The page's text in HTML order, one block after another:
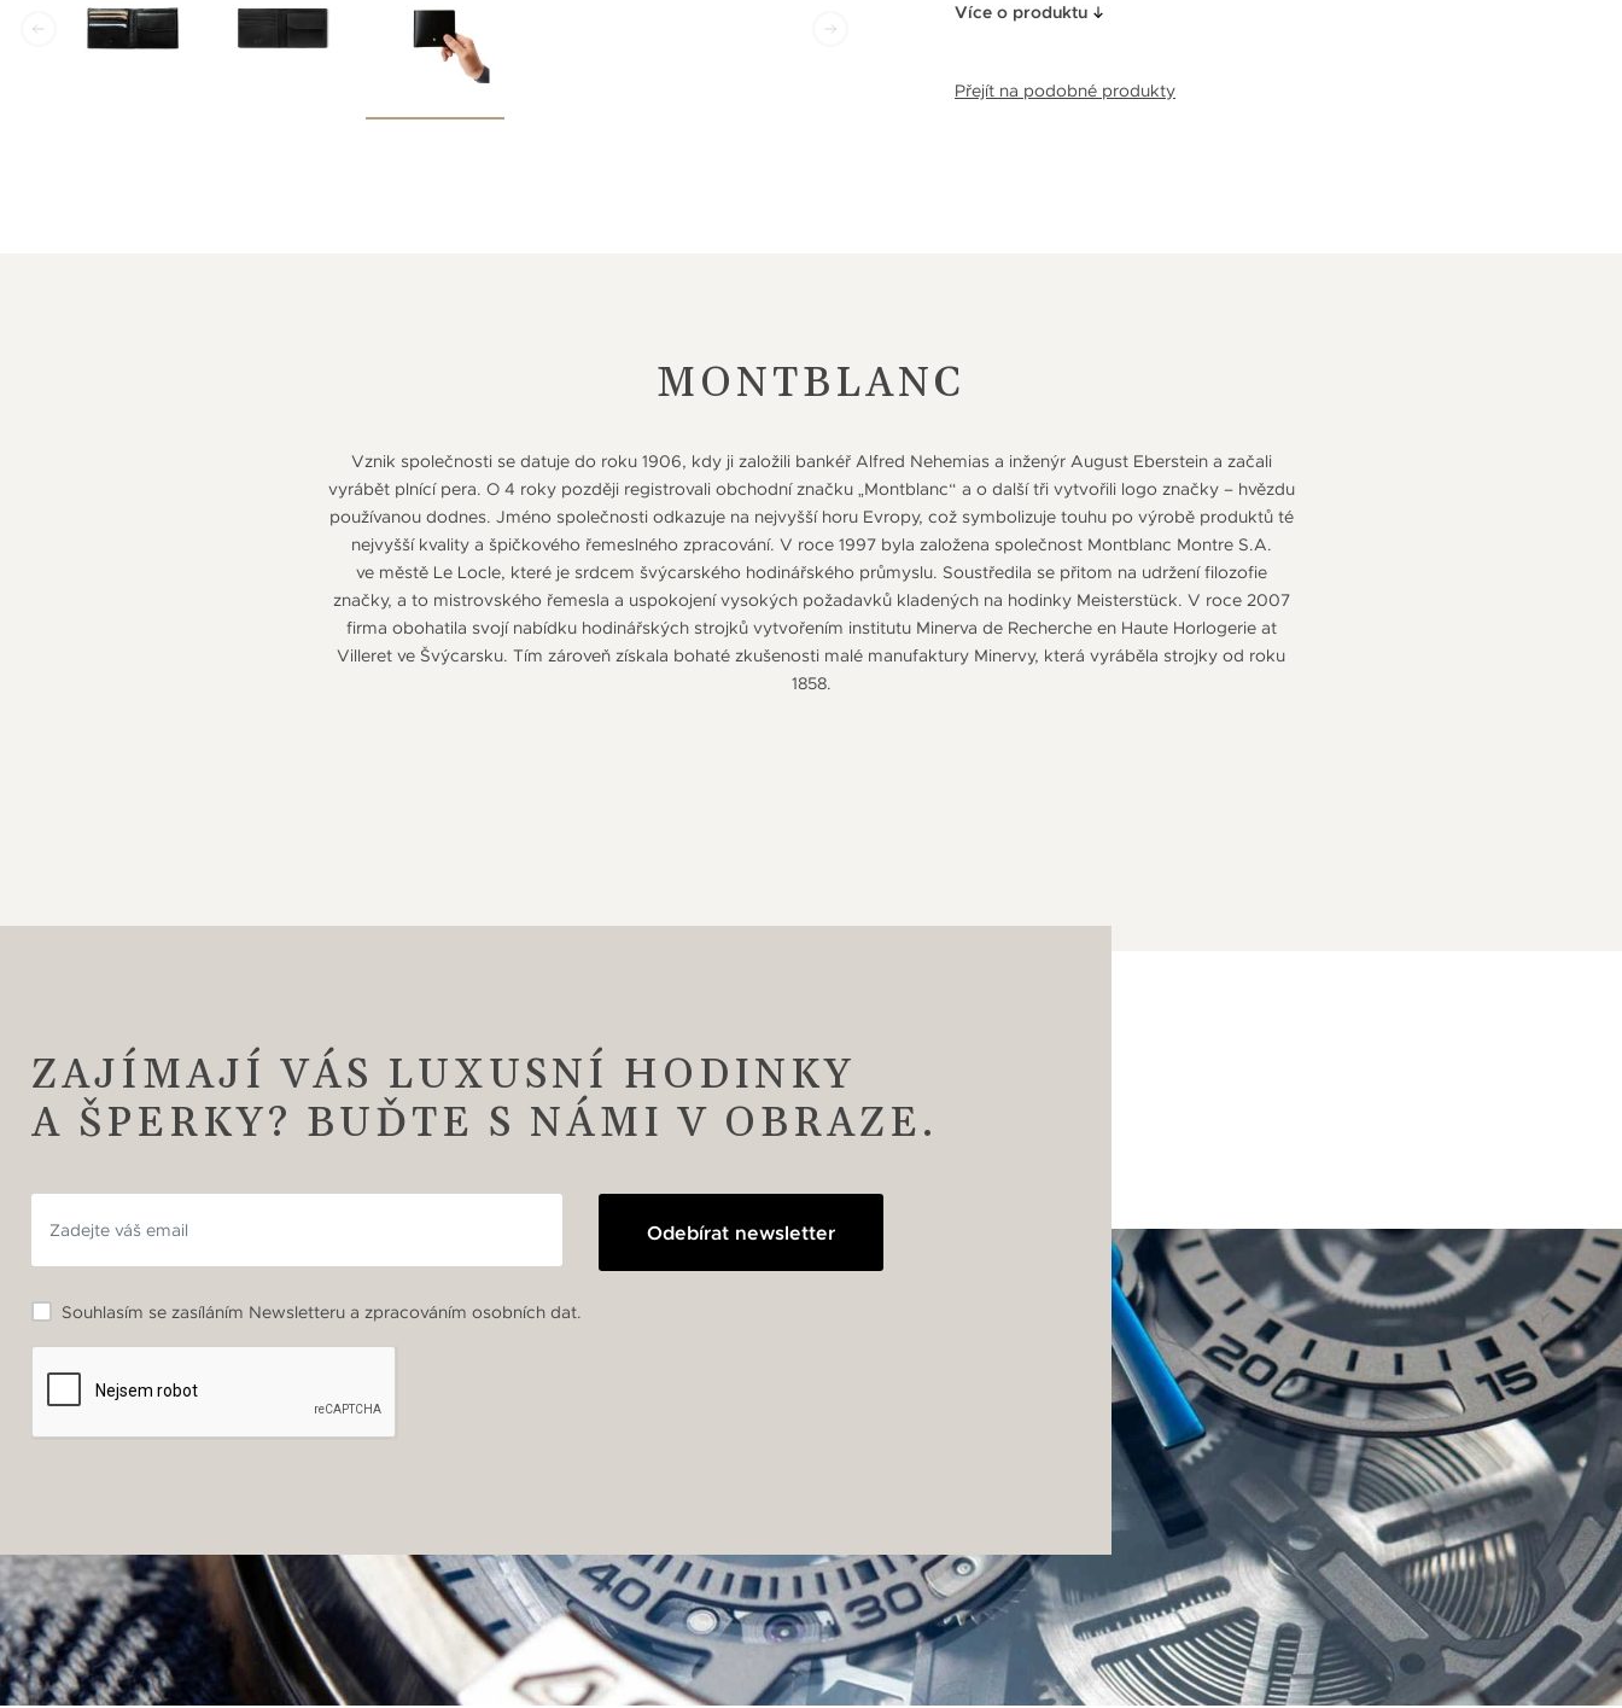
Více o produktu
Přejít na podobné produkty
MONTBLANC
Vznik společnosti se datuje do roku 1906, kdy ji založili bankéř Alfred Nehemias a inženýr August Eberstein a začali
vyrábět plnící pera. O 4 roky později registrovali obchodní značku „Montblanc“ a o další tři vytvořili logo značky – hvězdu
používanou dodnes. Jméno společnosti odkazuje na nejvyšší horu Evropy, což symbolizuje touhu po výrobě produktů té
nejvyšší kvality a špičkového řemeslného zpracování. V roce 1997 byla založena společnost Montblanc Montre S.A.
ve městě Le Locle, které je srdcem švýcarského hodinářského průmyslu. Soustředila se přitom na udržení filozofie
značky, a to mistrovského řemesla a uspokojení vysokých požadavků kladených na hodinky Meisterstück. V roce 2007
firma obohatila svojí nabídku hodinářských strojků vytvořením institutu Minerva de Recherche en Haute Horlogerie at
Villeret ve Švýcarsku. Tím zároveň získala bohaté zkušenosti malé manufaktury Minervy, která vyráběla strojky od roku
1858.
ZAJÍMAJÍ VÁS LUXUSNÍ HODINKY
A ŠPERKY? BUĎTE S NÁMI V OBRAZE.
Odebírat newsletter
Souhlasím se zasíláním Newsletteru a zpracováním osobních dat.